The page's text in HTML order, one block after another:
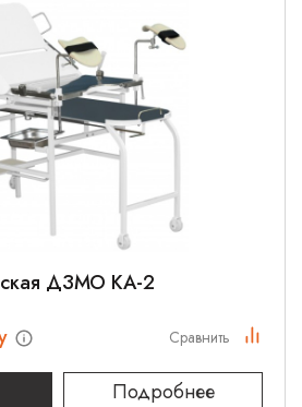
ДЗМО КА-2
Подробнее
Сравнить